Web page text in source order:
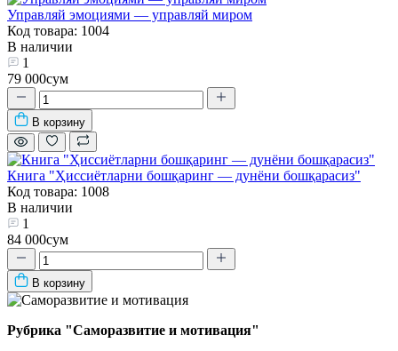
Управляй эмоциями — управляй миром
Код товара: 1004
В наличии
1
79 000сум
В корзину
Книга "Ҳиссиётларни бошқаринг — дунёни бошқарасиз"
Код товара: 1008
В наличии
1
84 000сум
В корзину
Рубрика "Саморазвитие и мотивация"